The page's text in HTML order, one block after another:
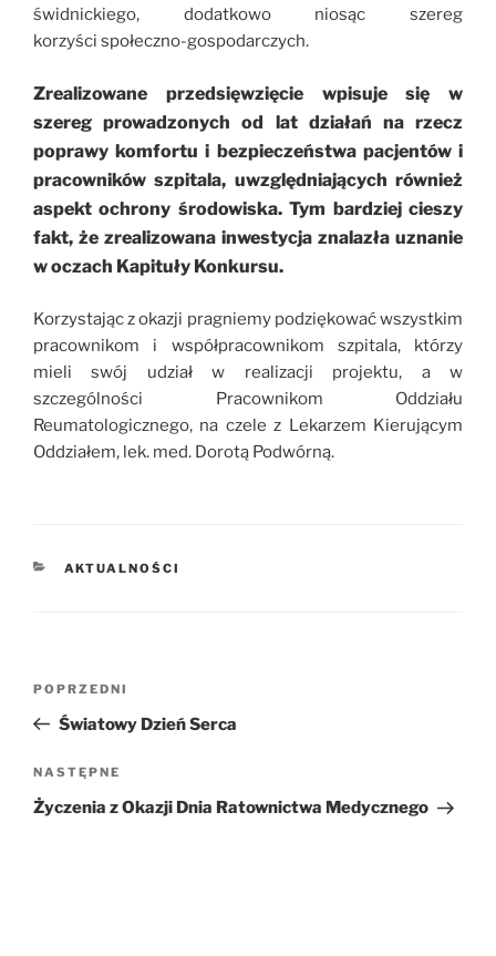
świdnickiego, dodatkowo niosąc szereg
korzyści społeczno-gospodarczych.
Zrealizowane przedsięwzięcie wpisuje się w
szereg prowadzonych od lat działań na rzecz
poprawy komfortu i bezpieczeństwa pacjentów i
pracowników szpitala, uwzględniających również
aspekt ochrony środowiska. Tym bardziej cieszy
fakt, że zrealizowana inwestycja znalazła uznanie
w oczach Kapituły Konkursu.
Korzystając z okazji pragniemy podziękować wszystkim
pracownikom i współpracownikom szpitala, którzy
mieli swój udział w realizacji projektu, a w
szczególności Pracownikom Oddziału
Reumatologicznego, na czele z Lekarzem Kierującym
Oddziałem, lek. med. Dorotą Podwórną.
KATEGORIE
AKTUALNOŚCI
wpisu
Poprzedni
wpis
POPRZEDNI
Światowy Dzień Serca
Następny
wpis
NASTĘPNE
Życzenia z Okazji Dnia Ratownictwa Medycznego